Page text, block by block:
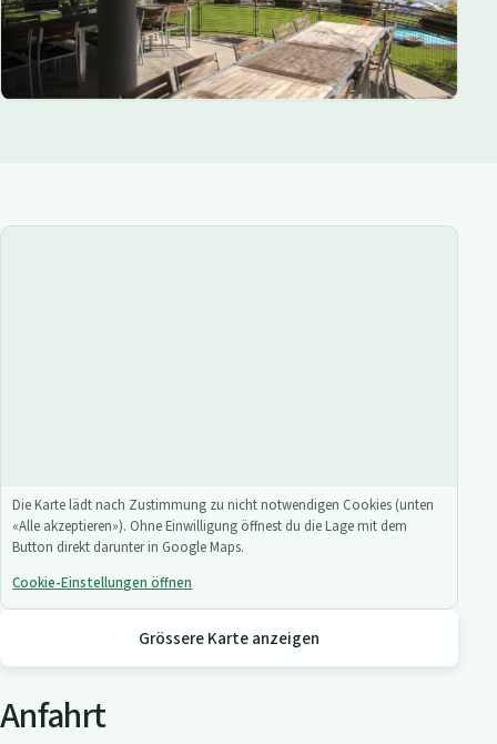
Die Karte lädt nach Zustimmung zu nicht notwendigen Cookies (unten
«Alle akzeptieren»). Ohne Einwilligung öffnest du die Lage mit dem
Button direkt darunter in Google Maps.
Cookie-Einstellungen öffnen
Grössere Karte anzeigen
Anfahrt